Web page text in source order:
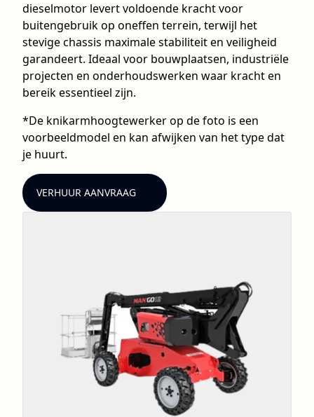
dieselmotor levert voldoende kracht voor
buitengebruik op oneffen terrein, terwijl het
stevige chassis maximale stabiliteit en veiligheid
garandeert. Ideaal voor bouwplaatsen, industriële
projecten en onderhoudswerken waar kracht en
bereik essentieel zijn.
*De knikarmhoogtewerker op de foto is een
voorbeeldmodel en kan afwijken van het type dat
je huurt.
VERHUUR AANVRAAG